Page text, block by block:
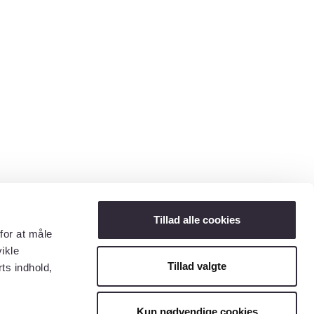
at måle
indhold,
Tillad alle cookies
Tillad valgte
Kun nødvendige cookies